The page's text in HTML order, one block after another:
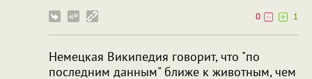
0
1
Немецкая Википедия говорит, что "по
последним данным" ближе к животным, чем